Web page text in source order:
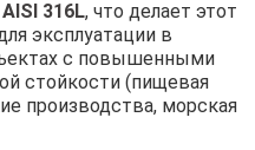
316L, что делает этот
эксплуатации в
с повышенными
стойкости (пищевая
производства, морская